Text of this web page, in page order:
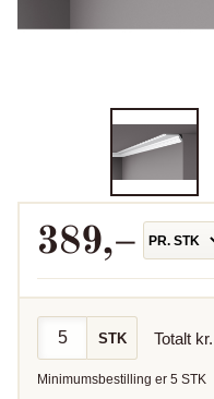
389,–
STK Totalt kr.
Minimumsbestilling er 5 STK